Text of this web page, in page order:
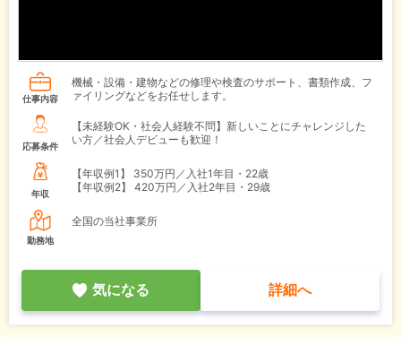
仕事内容
機械・設備・建物などの修理や検査のサポート、書類作成、フ
ァイリングなどをお任せします。
応募条件
【未経験OK・社会人経験不問】新しいことにチャレンジした
い方／社会人デビューも歓迎！
年収
【年収例1】
350万円／入社1年目・22歳
【年収例2】
420万円／入社2年目・29歳
勤務地
全国の当社事業所
気になる 詳細へ